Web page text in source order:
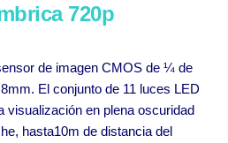
720p
de imagen CMOS de ¼ de
El conjunto de 11 luces LED
visualización en plena oscuridad
hasta10m de distancia del